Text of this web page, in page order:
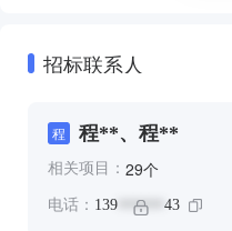
招标联系人
程 程**、程**
相关项目： 29个
电话： 139 ****** 43